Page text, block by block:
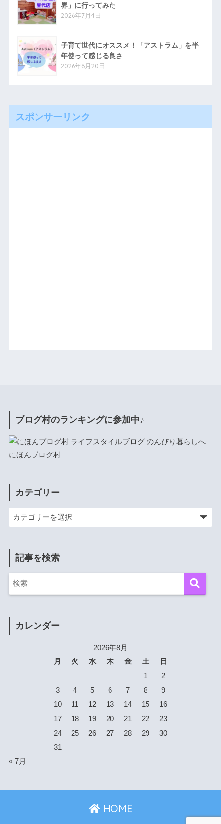
界」に行ってみた
2026年7月4日
子育て世代にオススメ！「アストラム」を半
年使って感じる良さ
2026年6月20日
スポンサーリンク
ブログ村のランキングに参加中♪
にほんブログ村
カテゴリー
記事を検索
カレンダー
2026年8月
月
火 水 木 金 土
日
1
2
3
4 5 6 7 8
9
10
11 12 13 14 15
16
17
18 19 20 21 22
23
24
25 26 27 28 29
30
31
« 7月
HOME